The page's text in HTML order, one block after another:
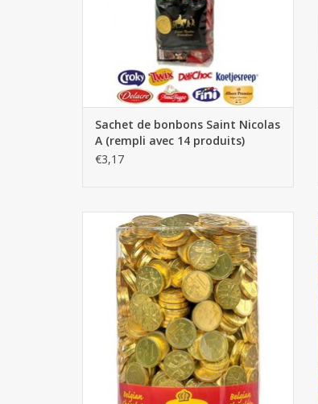
Sachet de bonbons Saint Nicolas
A (rempli avec 14 produits)
€3,17
Pièces d'or en chocolat 2kg - TUBO pièces
de monnaie
AJOUTER AU PANIER